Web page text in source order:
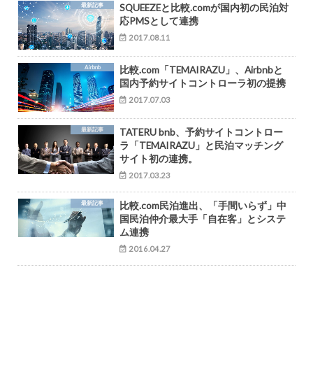
最新記事
SQUEEZEと比較.comが国内初の民泊対
応PMSとして連携
2017.08.11
Airbnb
比較.com「TEMAIRAZU」、Airbnbと
国内予約サイトコントローラ初の提携
2017.07.03
最新記事
TATERU bnb、予約サイトコントロー
ラ「TEMAIRAZU」と民泊マッチング
サイト初の連携。
2017.03.23
最新記事
比較.com民泊進出、「手間いらず」中
国民泊仲介最大手「自在客」とシステ
ム連携
2016.04.27